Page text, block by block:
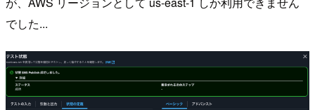
でした...